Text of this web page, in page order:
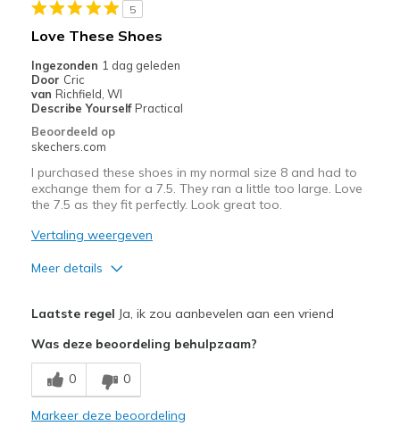
5
Love These Shoes
Ingezonden 1 dag geleden
Door Cric
van Richfield, WI
Describe Yourself Practical
Beoordeeld op
skechers.com
I purchased these shoes in my normal size 8 and had to
exchange them for a 7.5. They ran a little too large. Love
the 7.5 as they fit perfectly. Look great too.
Vertaling weergeven
Meer details
Comfortable
Stylish
Laatste regel Ja, ik zou aanbevelen aan een vriend
Was deze beoordeling behulpzaam?
0 0
Markeer deze beoordeling